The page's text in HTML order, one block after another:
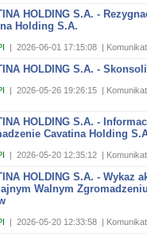
HOLDING S.A. -
Holding S.A.
| 2026-06-01 17:15:08 |
HOLDING S.A. -
| 2026-05-26 19:26:15 |
HOLDING S.A. -
Cavatina Holding
| 2026-05-20 12:35:12 |
HOLDING S.A. -
Walnym
| 2026-05-20 12:33:58 |